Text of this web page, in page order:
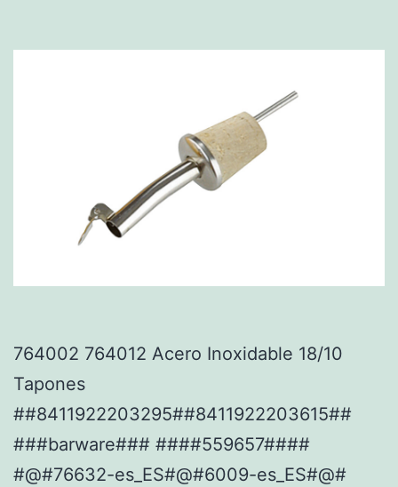
764002 764012 Acero Inoxidable 18/10
Tapones
##8411922203295##8411922203615##
###barware### ####559657####
#@#76632-es_ES#@#6009-es_ES#@#